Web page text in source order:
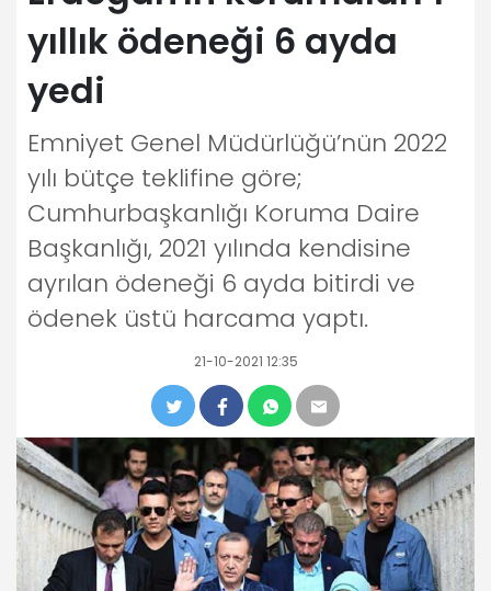
yıllık ödeneği 6 ayda
yedi
Emniyet Genel Müdürlüğü’nün 2022
yılı bütçe teklifine göre;
Cumhurbaşkanlığı Koruma Daire
Başkanlığı, 2021 yılında kendisine
ayrılan ödeneği 6 ayda bitirdi ve
ödenek üstü harcama yaptı.
21-10-2021 12:35